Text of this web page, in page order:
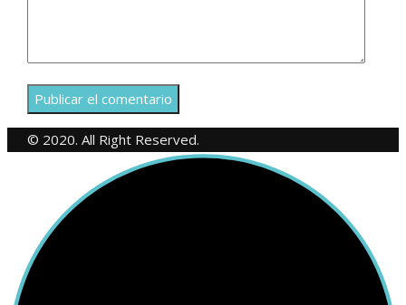
© 2020. All Right Reserved.